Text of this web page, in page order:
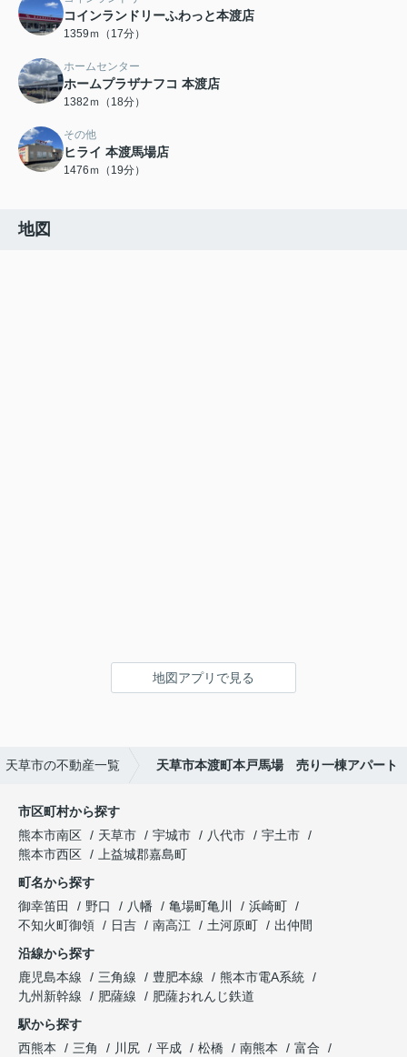
コインランドリーふわっと本渡店
1359ｍ（17分）
ホームセンター
ホームプラザナフコ 本渡店
1382ｍ（18分）
その他
ヒライ 本渡馬場店
1476ｍ（19分）
地図
地図アプリで見る
天草市の不動産一覧 天草市本渡町本戸馬場 売り一棟アパート
市区町村から探す
熊本市南区
天草市 宇城市 八代市
宇土市
熊本市西区
上益城郡嘉島町
町名から探す
御幸笛田
野口 八幡 亀場町亀川
浜崎町
不知火町御領
日吉 南高江 土河原町
出仲間
沿線から探す
鹿児島本線
三角線 豊肥本線
熊本市電A系統
九州新幹線
肥薩線
肥薩おれんじ鉄道
駅から探す
西熊本
三角 川尻 平成 松橋 南熊本
富合